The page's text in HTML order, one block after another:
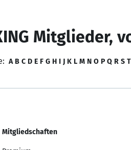
Mitglieder,
A B C D E F G H I J K L M N O P Q R S T
Mitgliedschaften